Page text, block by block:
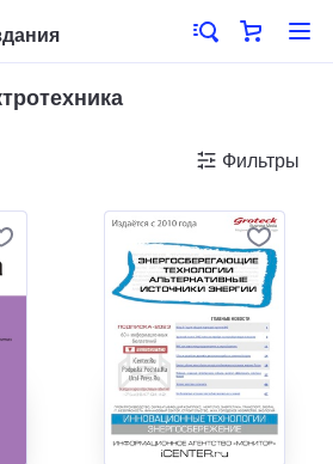
Фильтры